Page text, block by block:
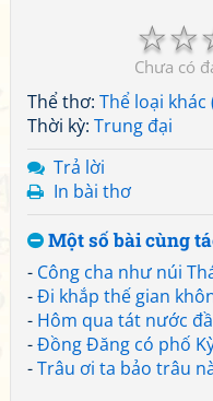
☆
☆
Chưa có
Thể thơ: Thể loại
Thời kỳ: Trung đại
Trả lời
In bài thơ
Một số bài cùng
- Công cha như núi
-Đi khắp thế gian
- Hôm qua tát nước
-Đồng Đăng có phố
-Trâu ơi ta bảo trâu